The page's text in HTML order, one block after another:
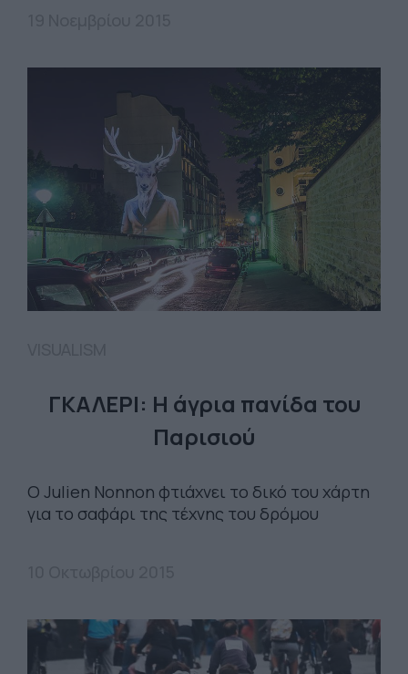
ΓΚΑΛΕΡΙ: Η άγρια πανίδα του
Παρισιού
Ο Julien Nonnon φτιάχνει το δικό του χάρτη
για το σαφάρι της τέχνης του δρόμου